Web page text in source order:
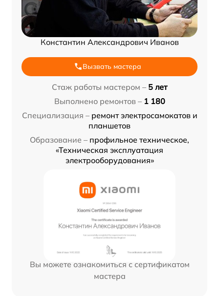
Константин Александрович Иванов
Вызвать мастера
Стаж работы мастером – 5 лет
Выполнено ремонтов – 1 180
Специализация – ремонт электросамокатов и
планшетов
Образование – профильное техническое,
«Техническая эксплуатация
электрооборудования»
Вы можете ознакомиться с сертификатом
мастера